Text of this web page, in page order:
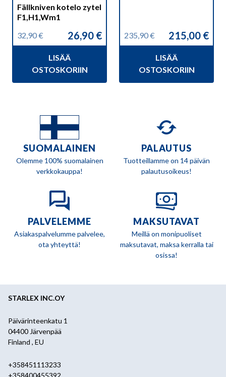
Fällkniven kotelo zytel
F1,H1,Wm1
32,90€
Alkuperäinen
hinta
32,90 €.
26,90 €
Nykyinen
hinta
26,90 €.
LISÄÄ
OSTOSKORIIN
235,90€
Alkuperäinen
hinta
235,90 €.
215,00 €
Nykyinen
hinta
215,00 €.
LISÄÄ
OSTOSKORIIN
SUOMALAINEN
Olemme 100% suomalainen
verkkokauppa!
PALAUTUS
Tuotteillamme on 14 päivän
palautusoikeus!
PALVELEMME
Asiakaspalvelumme palvelee,
ota yhteyttä!
MAKSUTAVAT
Meillä on monipuoliset
maksutavat, maksa kerralla tai
osissa!
STARLEX INC.OY
Päivärinteenkatu 1
04400 Järvenpää
Finland , EU
+358451113233
+358400455392